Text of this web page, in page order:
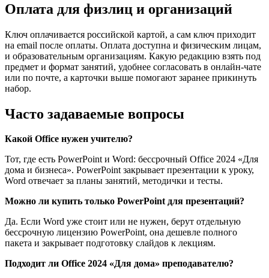
Оплата для физлиц и организаций
Ключ оплачивается российской картой, а сам ключ приходит
на email после оплаты. Оплата доступна и физическим лицам,
и образовательным организациям. Какую редакцию взять под
предмет и формат занятий, удобнее согласовать в онлайн-чате
или по почте, а карточки выше помогают заранее прикинуть
набор.
Часто задаваемые вопросы
Какой Office нужен учителю?
Тот, где есть PowerPoint и Word: бессрочный Office 2024 «Для
дома и бизнеса». PowerPoint закрывает презентации к уроку,
Word отвечает за планы занятий, методички и тесты.
Можно ли купить только PowerPoint для презентаций?
Да. Если Word уже стоит или не нужен, берут отдельную
бессрочную лицензию PowerPoint, она дешевле полного
пакета и закрывает подготовку слайдов к лекциям.
Подходит ли Office 2024 «Для дома» преподавателю?